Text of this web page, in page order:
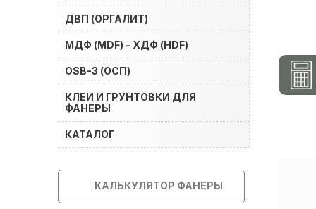
ДВП (ОРГАЛИТ)
МДФ (MDF) - ХДФ (HDF)
OSB-3 (ОСП)
КЛЕИ И ГРУНТОВКИ ДЛЯ
ФАНЕРЫ
КАТАЛОГ
КАЛЬКУЛЯТОР ФАНЕРЫ